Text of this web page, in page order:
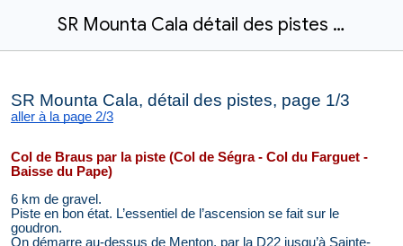
SR Mounta Cala détail des pistes 1/3
SR Mounta Cala, détail des pistes, page 1/3
aller à la page 2/3
Col de Braus par la piste (Col de Ségra - Col du Farguet -
Baisse du Pape)
6 km de gravel.
Piste en bon état. L’essentiel de l’ascension se fait sur le
goudron.
On démarre au-dessus de Menton, par la D22 jusqu’à Sainte-